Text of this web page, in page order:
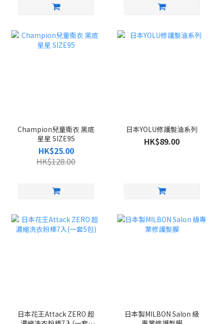
Champion兒童衛衣 黑底
星星 SIZE95
HK$25.00
HK$128.00
日本YOLU修護髮油系列
HK$89.00
日本花王Attack ZERO 超
日本製MILBON Salon 級